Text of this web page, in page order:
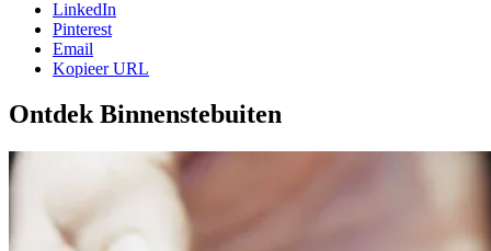
LinkedIn
Pinterest
Email
Kopieer URL
Ontdek Binnenstebuiten